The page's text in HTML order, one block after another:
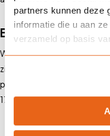
partners kunnen deze
informatie die u aan
verzameld op basis
Bereken je premie
Wil je weten wat de beste
zijn? Neem contact op met
persoonlijk advies. We zijn
17.30 uur viatelefoonofe-